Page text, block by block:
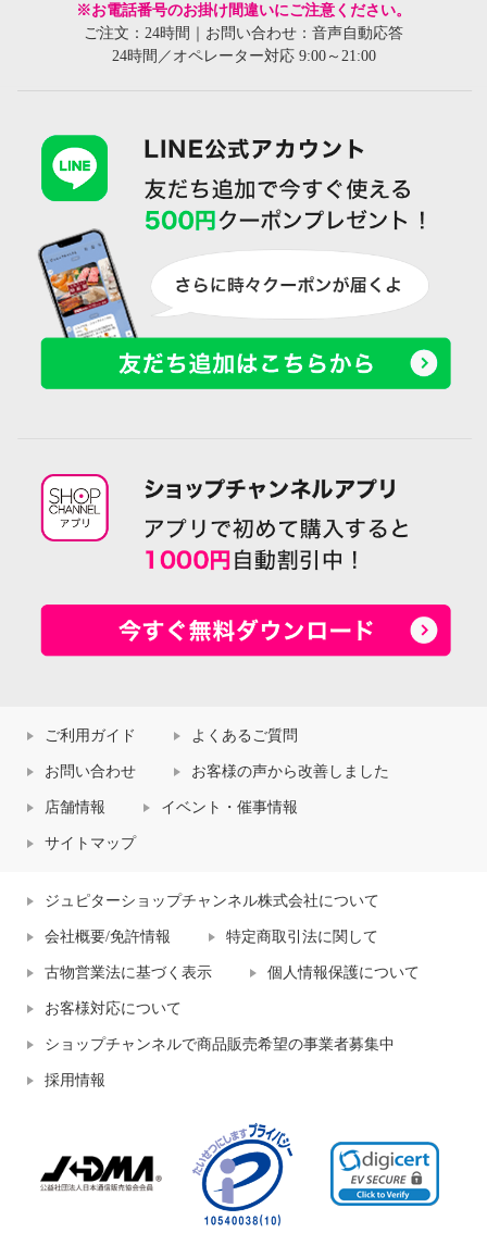
※お電話番号のお掛け間違いにご注意ください。
ご注文：24時間｜お問い合わせ：音声自動応答
24時間／オペレーター対応 9:00～21:00
ご利用ガイド よくあるご質問
お問い合わせ お客様の声から改善しました
店舗情報 イベント・催事情報
サイトマップ
ジュピターショップチャンネル株式会社について
会社概要/免許情報 特定商取引法に関して
古物営業法に基づく表示 個人情報保護について
お客様対応について
ショップチャンネルで商品販売希望の事業者募集中
採用情報